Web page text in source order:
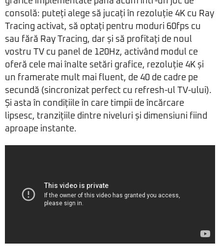
consolă: puteți alege să jucați în rezoluție 4K cu Ray
Tracing activat, să optați pentru moduri 60fps cu
sau fără Ray Tracing, dar și să profitați de noul
vostru TV cu panel de 120Hz, activând modul ce
oferă cele mai înalte setări grafice, rezoluție 4K și
un framerate mult mai fluent, de 40 de cadre pe
secundă (sincronizat perfect cu refresh-ul TV-ului).
Și asta în condițiile în care timpii de încărcare
lipsesc, tranzițiile dintre niveluri și dimensiuni fiind
aproape instante.